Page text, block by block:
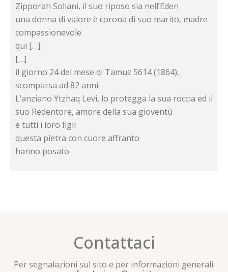
Zipporah Soliani, il suo riposo sia nell’Eden
una donna di valore è corona di suo marito, madre
compassionevole
qui […]
[…]
il giorno 24 del mese di Tamuz 5614 (1864),
scomparsa ad 82 anni.
L’anziano Ytzhaq Levi, lo protegga la sua roccia ed il
suo Redentore, amore della sua gioventù
e tutti i loro figli
questa pietra con cuore affranto
hanno posato
Contattaci
Per segnalazioni sul sito e per informazioni generali: